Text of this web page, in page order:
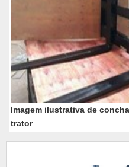
Imagem ilustrativa de
trator